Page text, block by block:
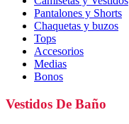
Pantalones y Shorts
Chaquetas y buzos
Tops
Accesorios
Medias
Bonos
Vestidos De Baño